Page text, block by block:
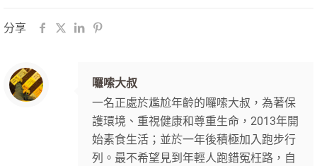
分享
囉嗦大叔
一名正處於尷尬年齡的囉嗦大叔，為著保
護環境、重視健康和尊重生命，2013年開
始素食生活；並於一年後積極加入跑步行
列。最不希望見到年輕人跑錯冤枉路，自